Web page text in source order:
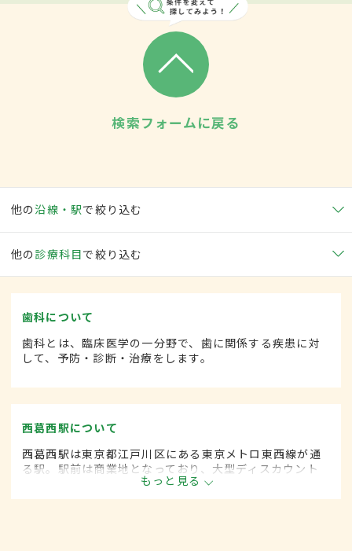
検索フォームに戻る
他の沿線・駅で絞り込む
他の 診療科目で絞り込む
歯科について
歯科とは、臨床医学の一分野で、歯に関係する疾患に対
して、予防・診断・治療をします。
西葛西駅について
西葛西駅は東京都江戸川区にある東京メトロ東西線が通
る駅。駅前は商業地となっており、大型ディスカウント
ショップや複合商業施設、家電量販店などが立ち並ぶ。
周辺エリアはマンションや住宅団地があり、駅の利用者
もっと見る